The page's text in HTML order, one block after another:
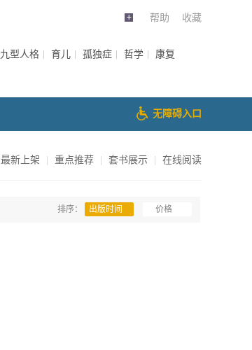
帮助 收藏
九型人格 育儿 孤独症 哲学 康复
无障碍入口
最新上架 重点推荐 套书展示 在线阅读
排序： 出版时间 价格